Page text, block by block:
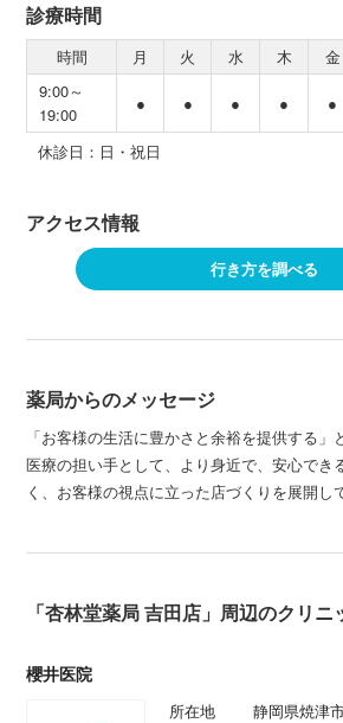
診療時間
時間 月 火 水 木 金
9:00～
19:00
● ● ● ● ●
休診日：日・祝日
アクセス情報
行き方を調べる
薬局からのメッセージ
「お客様の生活に豊かさと余裕を提供する
医療の担い手として、より身近で、安心でき
く、お客様の視点に立った店づくりを展開し
「杏林堂薬局 吉田店」周辺のクリ
櫻井医院
所在地
静岡県焼津